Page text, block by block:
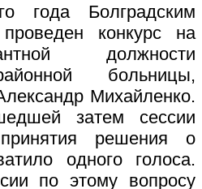
года Болградским
конкурс на
должности
больницы,
Михайленко.
затем сессии
решения о
одного голоса.
по этому вопросу